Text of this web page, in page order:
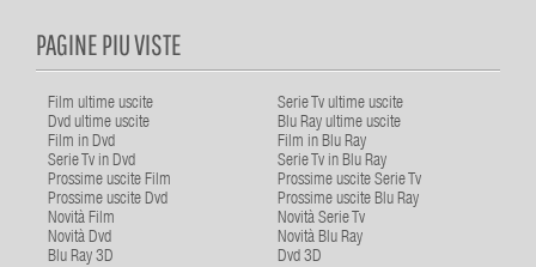
PAGINE PIU VISTE
Film ultime uscite
Serie Tv ultime uscite
Dvd ultime uscite
Blu Ray ultime uscite
Film in Dvd
Film in Blu Ray
Serie Tv in Dvd
Serie Tv in Blu Ray
Prossime uscite Film
Prossime uscite Serie Tv
Prossime uscite Dvd
Prossime uscite Blu Ray
Novità Film
Novità Serie Tv
Novità Dvd
Novità Blu Ray
Blu Ray 3D
Dvd 3D